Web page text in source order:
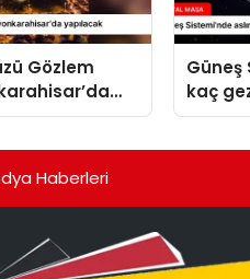
Gözlem
Güneş
kaç
Haberleri